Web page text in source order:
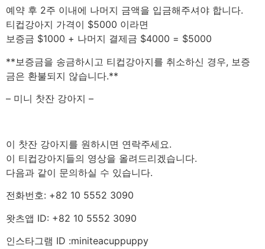
예약 후 2주 이내에 나머지 금액을 입금해주셔야 합니다.
티컵강아지 가격이 $5000 이라면
보증금 $1000 + 나머지 결제금 $4000 = $5000
**보증금을 송금하시고 티컵강아지를 취소하신 경우, 보증
금은 환불되지 않습니다.**
– 미니 찻잔 강아지 –
이 찻잔 강아지를 원하시면 연락주세요.
이 티컵강아지들의 영상을 올려드리겠습니다.
다음과 같이 문의하실 수 있습니다.
전화번호: +82 10 5552 3090
왓츠앱 ID: +82 10 5552 3090
인스타그램 ID :miniteacuppuppy